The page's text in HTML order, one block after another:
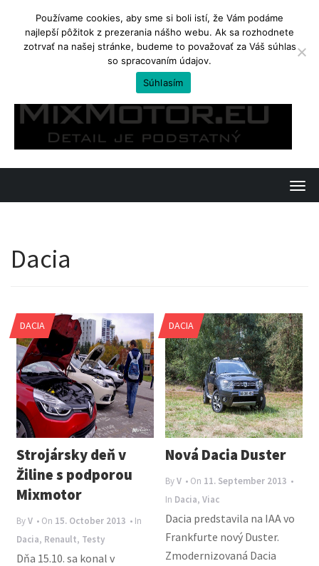
TRENDING
Yamaha Tenere 700. Ostré enduro na cestovanie
content
T
e
n
a
v
i
g
Dacia
DACIA
Strojársky deň v
Žiline s podporou
Mixmotor
ByV • On 15. October 2013 • In
Dacia, Renault, Testy
Dňa 15.10. sa konal v
DACIA
Nová Dacia Duster
ByV • On 11. September 2013 •
In Dacia,Viac
Dacia predstavila na IAA vo
Frankfurte nový Duster.
Zmodernizovaná Dacia
Používame cookies, aby sme si boli istí, že Vám podáme
najlepší pôžitok z prezerania nášho webu. Ak sa rozhodnete
zotrvať na našej stránke, budeme to považovať za Váš súhlas
so spracovaním údajov.
Súhlasím